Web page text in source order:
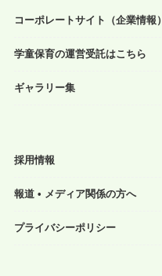
コーポレートサイト（企業情報）
学童保育の運営受託はこちら
ギャラリー集
採用情報
報道 • メディア関係の方へ
プライバシーポリシー